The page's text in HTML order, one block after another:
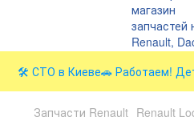
🛠️ СТО в Киеве🚗 Работаем!
Запчасти Renault Renault